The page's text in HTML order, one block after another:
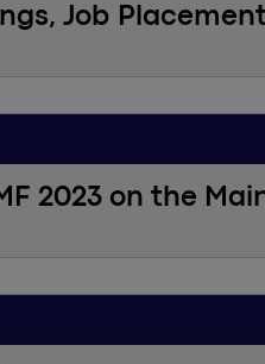
2023 on the
Job